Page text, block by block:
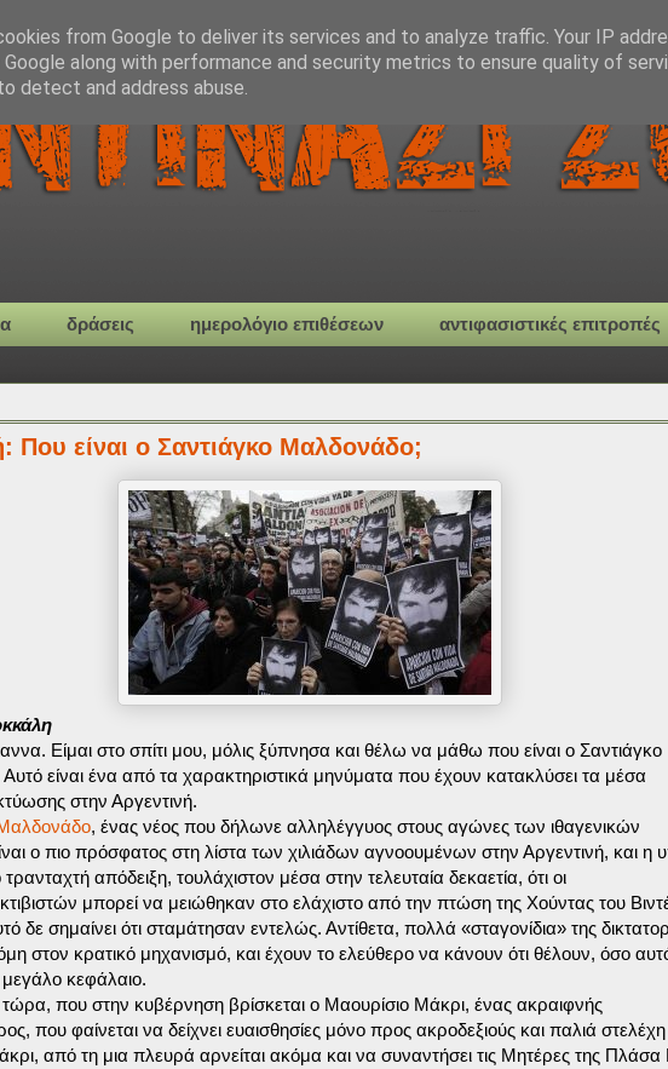
δράσεις ημερολόγιο επιθέσεων αντιφασιστικές επιτροπές
Που είναι ο Σαντιάγκο Μαλδονάδο;
Είμαι στο σπίτι μου, μόλις ξύπνησα και θέλω να μάθω που είναι ο Σαντιάγκο
είναι ένα από τα χαρακτηριστικά μηνύματα που έχουν κατακλύσει τα μέσα
στην Αργεντινή.
, ένας νέος που δήλωνε αλληλέγγυος στους αγώνες των ιθαγενικών
ο πιο πρόσφατος στη λίστα των χιλιάδων αγνοουμένων στην Αργεντινή, και η
τρανταχτή απόδειξη, τουλάχιστον μέσα στην τελευταία δεκαετία, ότι οι
μπορεί να μειώθηκαν στο ελάχιστο από την πτώση της Χούντας του
δε σημαίνει ότι σταμάτησαν εντελώς. Αντίθετα, πολλά «σταγονίδια» της
στον κρατικό μηχανισμό, και έχουν το ελεύθερο να κάνουν ότι θέλουν, όσο
μεγάλο κεφάλαιο.
που στην κυβέρνηση βρίσκεται ο Μαουρίσιο Μάκρι, ένας ακραιφνής
που φαίνεται να δείχνει ευαισθησίες μόνο προς ακροδεξιούς και παλιά στελέχη
από τη μια πλευρά αρνείται ακόμα και να συναντήσει τις Μητέρες της Πλάσα
from Google to deliver its services and to analyze traffic. Your IP
Google along with performance and security metrics to ensure quality of
detect and address abuse.